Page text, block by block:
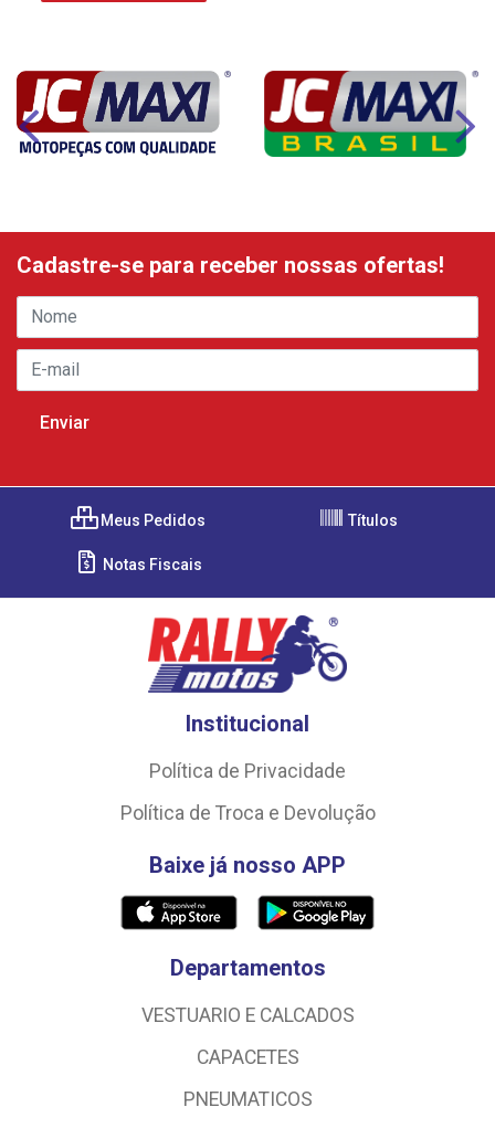
Cadastre-se para receber nossas ofertas!
Meus Pedidos Títulos
Notas Fiscais
Institucional
Política de Privacidade
Política de Troca e Devolução
Baixe já nosso APP
Departamentos
VESTUARIO E CALCADOS
CAPACETES
PNEUMATICOS